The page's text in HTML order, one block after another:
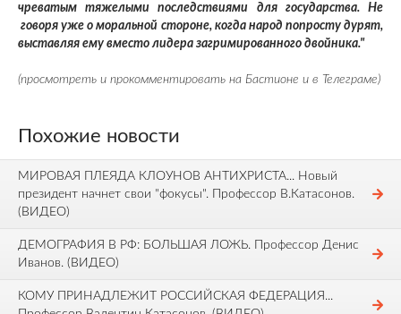
чреватым тяжелыми последствиями для государства. Не
говоря уже о моральной стороне, когда народ попросту дурят,
выставляя ему вместо лидера загримированного двойника."
(просмотреть и прокомментировать на Бастионе и в Телеграме)
Похожие новости
МИРОВАЯ ПЛЕЯДА КЛОУНОВ АНТИХРИСТА... Новый
президент начнет свои "фокусы". Профессор В.Катасонов.
(ВИДЕО)
ДЕМОГРАФИЯ В РФ: БОЛЬШАЯ ЛОЖЬ. Профессор Денис
Иванов. (ВИДЕО)
КОМУ ПРИНАДЛЕЖИТ РОССИЙСКАЯ ФЕДЕРАЦИЯ...